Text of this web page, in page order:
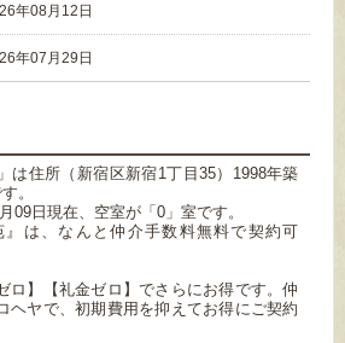
年08月12日
年07月29日
は住所（新宿区新宿1丁目35）1998年築
。
09日現在、空室が「0」室です。
』は、なんと仲介手数料無料で契約可
ロ】【礼金ゼロ】でさらにお得です。仲
ヘヤで、初期費用を抑えてお得にご契約